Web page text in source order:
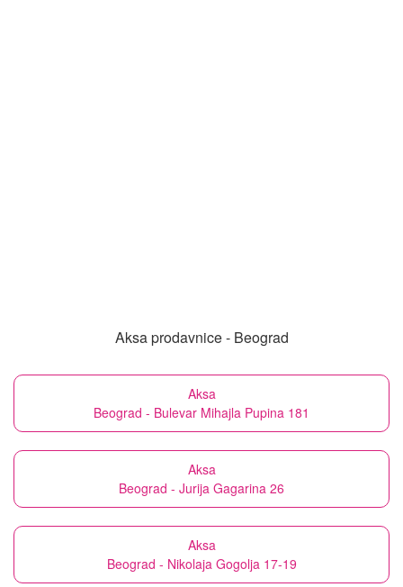
Aksa prodavnice - Beograd
Aksa
Beograd - Bulevar Mihajla Pupina 181
Aksa
Beograd - Jurija Gagarina 26
Aksa
Beograd - Nikolaja Gogolja 17-19